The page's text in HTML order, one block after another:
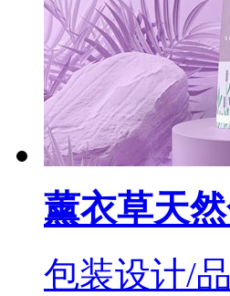
薰衣草天
包装设计/